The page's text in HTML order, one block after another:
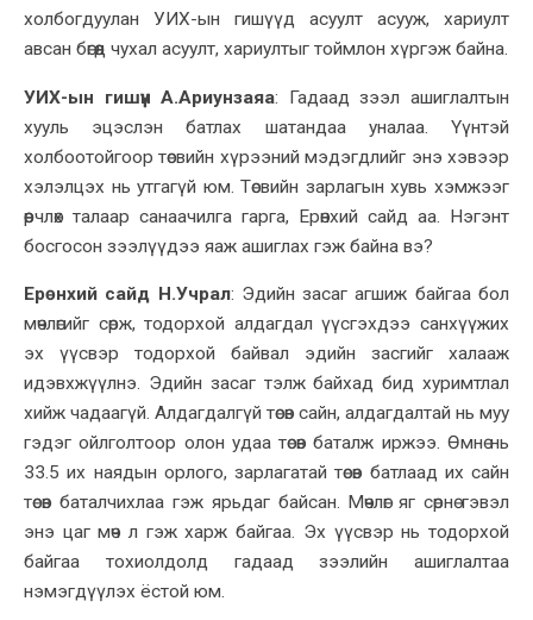
холбогдуулан УИХ-ын гишүүд асуулт асууж, хариулт
авсан бөгөөд чухал асуулт, хариултыг тоймлон хүргэж байна.
УИХ-ын гишүүн А.Ариунзаяа: Гадаад зээл ашиглалтын
хууль эцэслэн батлах шатандаа уналаа. Үүнтэй
холбоотойгоор төсвийн хүрээний мэдэгдлийг энэ хэвээр
хэлэлцэх нь утгагүй юм.Төсвийн зарлагын хувь хэмжээг
өөрчлөх талаар санаачилга гарга, Ерөнхий сайд аа. Нэгэнт
босгосон зээлүүдээ яаж ашиглах гэж байна вэ?
Ерөнхий сайд Н.Учрал: Эдийн засаг агшиж байгаа бол
мөчлөгийг сөрж, тодорхой алдагдал үүсгэхдээ санхүүжих
эх үүсвэр тодорхой байвал эдийн засгийг халааж
идэвхжүүлнэ. Эдийн засаг тэлж байхад бид хуримтлал
хийж чадаагүй. Алдагдалгүй төсөв сайн, алдагдалтай нь муу
гэдэг ойлголтоор олон удаа төсөв баталж иржээ. Өмнө нь
33.5 их наядын орлого, зарлагатай төсөв батлаад их сайн
төсөв баталчихлаа гэж ярьдаг байсан. Мөчлөг яг сөрнө гэвэл
энэ цаг мөч л гэж харж байгаа. Эх үүсвэр нь тодорхой
байгаа тохиолдолд гадаад зээлийн ашиглалтаа
нэмэгдүүлэх ёстой юм.